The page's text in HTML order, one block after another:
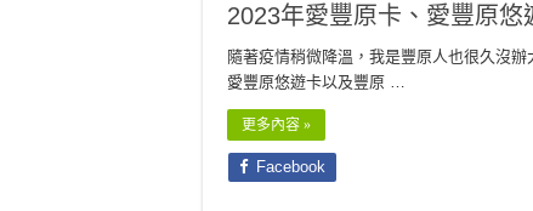
2023年愛豐原卡、愛豐原悠
隨著疫情稍微降溫，我是豐原人也很久沒
愛豐原悠遊卡以及豐原 …
更多內容 »
Facebook